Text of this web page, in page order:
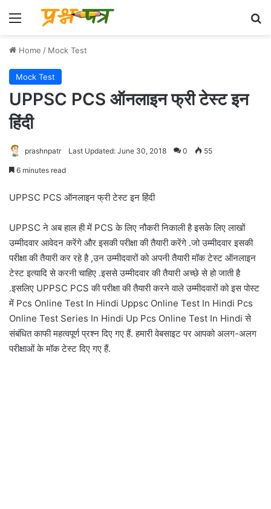
Menu
Home / Mock Test
Mock Test
UPPSC PCS ऑनलाइन फ्री टेस्ट इन
हिंदी
prashnpatr Last Updated: June 30, 2018 0 55
6 minutes read
UPPSC PCS ऑनलाइन फ्री टेस्ट इन हिंदी
UPPSC ने अब हाल ही में PCS के लिए नौकरी निकाली है इसके लिए लाखों
उम्मीदवार आवेदन करेंगे और इसकी परीक्षा की तैयारी करेंगे .जो उम्मीदवार इसकी
परीक्षा की तैयारी कर रहे है ,उन उम्मीदवारों को अपनी तैयारी मॉक टेस्ट ऑनलाइन
टेस्ट इत्यादि से करनी चाहिए .इससे उम्मीदवार की तैयारी अच्छे से हो जाती है
.इसलिए UPPSC PCS की परीक्षा की तैयारी करने वाले उम्मीदवारों को इस पोस्ट
में Pcs Online Test In Hindi Uppsc Online Test In Hindi Pcs
Online Test Series In Hindi Up Pcs Online Test In Hindi से
संबंधित काफी महत्वपूर्ण प्रश्न दिए गए हैं. हमारी वेबसाइट पर आपको अलग-अलग
परीक्षाओं के मॉक टेस्ट दिए गए हैं.